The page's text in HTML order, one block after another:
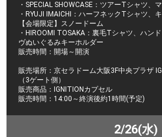
・SPECIAL SHOWCASE：ツアーTシャツ、
・RYUJI IMAICHI：ハーフネックTシャツ、
【会場限定】スノードーム
・HIROOMI TOSAKA：裏毛Tシャツ、ハン
ヴぬいぐるみキーホルダー
販売時間：開場～開演
販売場所：京セラドーム大阪3F中央プラザ
（3ゲート側）
販売商品：IGNITIONカプセル
販売時間：14:00～終演後約1時間(予定)
2/26(水)